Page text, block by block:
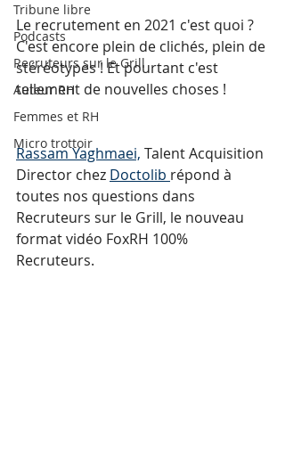
Tribune libre
Podcasts
Recruteurs sur le Grill
Auteur RH
Femmes et RH
Micro trottoir
Le recrutement en 2021 c'est quoi ?
C'est encore plein de clichés, plein de
stéréotypes ! Et pourtant c'est
tellement de nouvelles choses !
Rassam Yaghmaei, Talent Acquisition
Director chez Doctolib répond à
toutes nos questions dans
Recruteurs sur le Grill, le nouveau
format vidéo FoxRH 100%
Recruteurs.